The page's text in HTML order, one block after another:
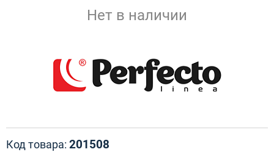
Нет в наличии
Код товара: 201508